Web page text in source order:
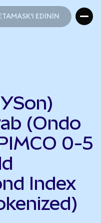
EDİNİN
(Ondo
0-5
Index